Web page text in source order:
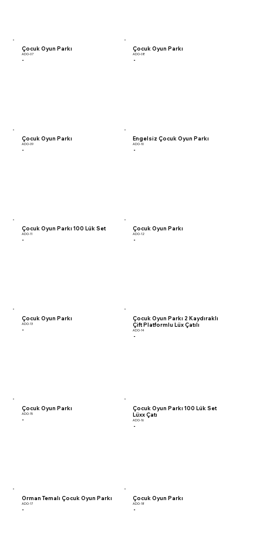
Çocuk Oyun Parkı
ADO-07
-
Çocuk Oyun Parkı
ADO-08
-
Çocuk Oyun Parkı
ADO-09
-
Engelsiz Çocuk Oyun Parkı
ADO-10
-
Çocuk Oyun Parkı 100 Lük Set
ADO-11
-
Çocuk Oyun Parkı
ADO-12
-
Çocuk Oyun Parkı
ADO-13
-
Çocuk Oyun Parkı 2 Kaydıraklı
Çift Platformlu Lüx Çatılı
ADO-14
-
Çocuk Oyun Parkı
ADO-15
-
Çocuk Oyun Parkı 100 Lük Set
Lüxx Çatı
ADO-16
-
Orman Temalı Çocuk Oyun Parkı
ADO-17
-
Çocuk Oyun Parkı
ADO-18
-